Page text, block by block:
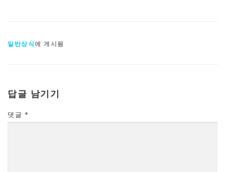
일반상식에 게시됨
답글 남기기
댓글 *